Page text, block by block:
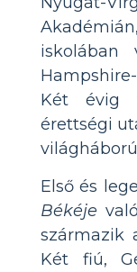
iskolában
Két évig
érettségi
Első és
Békéje
származik
Két fiú,